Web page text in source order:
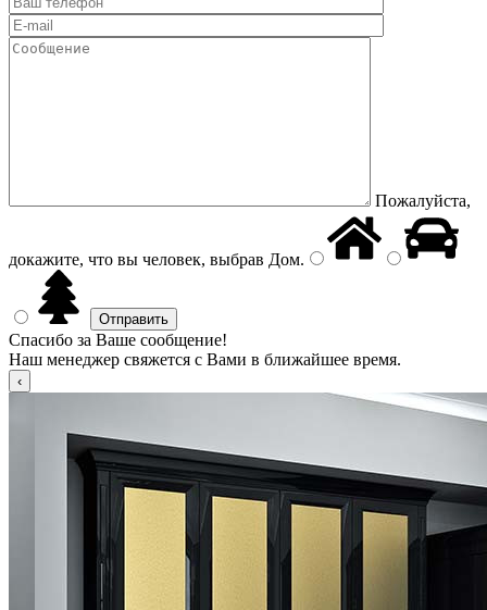
Пожалуйста,
докажите, что вы человек, выбрав Дом.
Спасибо за Ваше сообщение!
Наш менеджер свяжется с Вами в ближайшее время.